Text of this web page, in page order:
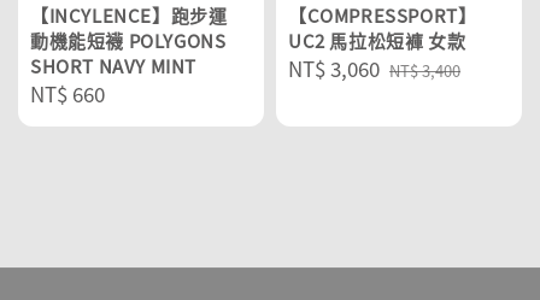
【INCYLENCE】跑步運
動機能短襪 POLYGONS
SHORT NAVY MINT
Regular
price
NT$ 660
【COMPRESSPORT】
UC2 馬拉松短褲 女款
Sale
NT$ 3,060 Regular
NT$ 3,400